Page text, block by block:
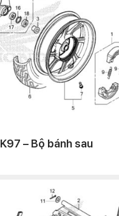
K97 – Bộ bánh sau